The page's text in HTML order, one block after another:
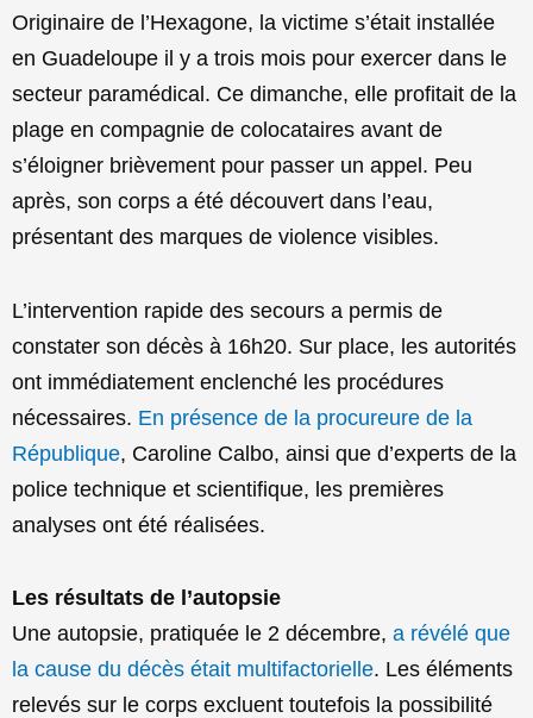
Originaire de l’Hexagone, la victime s’était installée
en Guadeloupe il y a trois mois pour exercer dans le
secteur paramédical. Ce dimanche, elle profitait de la
plage en compagnie de colocataires avant de
s’éloigner brièvement pour passer un appel. Peu
après, son corps a été découvert dans l’eau,
présentant des marques de violence visibles.
L’intervention rapide des secours a permis de
constater son décès à 16h20. Sur place, les autorités
ont immédiatement enclenché les procédures
nécessaires. En présence de la procureure de la
République, Caroline Calbo, ainsi que d’experts de la
police technique et scientifique, les premières
analyses ont été réalisées.
Les résultats de l’autopsie
Une autopsie, pratiquée le 2 décembre, a révélé que
la cause du décès était multifactorielle. Les éléments
relevés sur le corps excluent toutefois la possibilité